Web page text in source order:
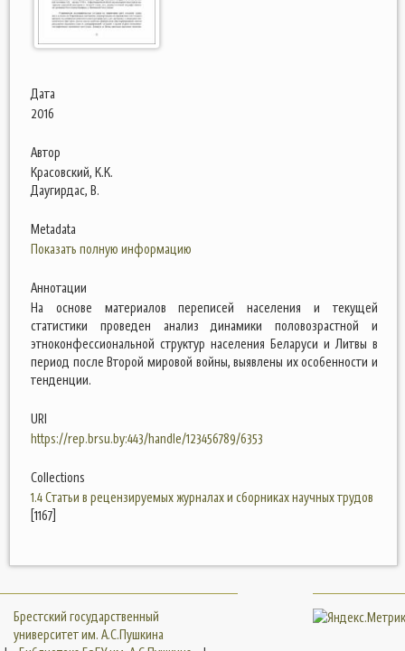
Дата
2016
Автор
Красовский, К.К.
Даугирдас, В.
Metadata
Показать полную информацию
Аннотации
На основе материалов переписей населения и текущей
статистики проведен анализ динамики половозрастной и
этноконфессиональной структур населения Беларуси и Литвы в
период после Второй мировой войны, выявлены их особенности и
тенденции.
URI
https://rep.brsu.by:443/handle/123456789/6353
Collections
1.4 Статьи в рецензируемых журналах и сборниках научных трудов
[1167]
Брестский государственный
университет им. А.С.Пушкина